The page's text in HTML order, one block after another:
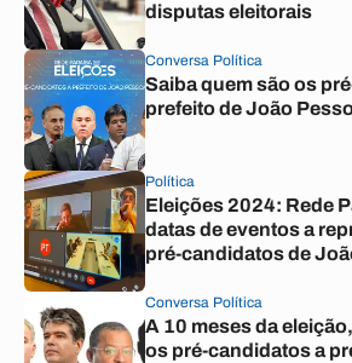
disputas eleitorais
Conversa Política
Saiba quem são os
prefeito de João
Política
Eleições 2024: Rede
datas de eventos a
pré-candidatos de
Conversa Política
A 10 meses da
os pré-candidatos a